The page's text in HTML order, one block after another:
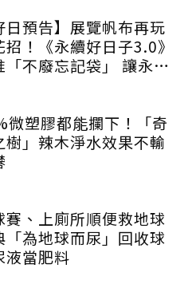
日預告】展覽帆布再玩
招！《永續好日子3.0》
「不廢忘記袋」 讓永續
微塑膠都能攔下！「奇
樹」辣木淨水效果不輸
賽、上廁所順便救地球
「為地球而尿」回收球
液當肥料